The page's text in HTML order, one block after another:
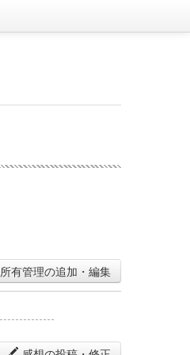
所有管理の追加・編集